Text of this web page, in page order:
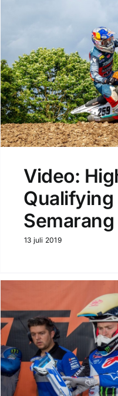
Video:
Qualifying
Semarang
13 juli 2019